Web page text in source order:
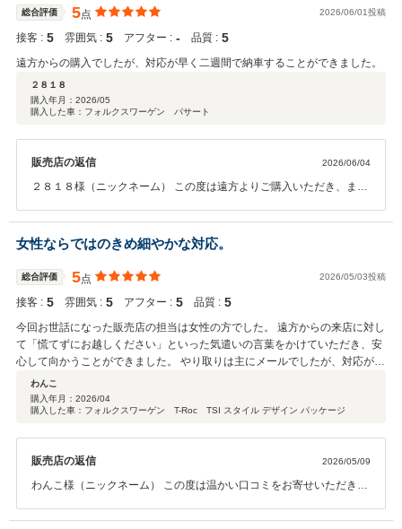
ます。ご納車させていただいたゴルフヴァリアントが、ご夫婦でのお
出かけや日々のドライブで活躍してくれることを願っております。ま
たお二人にお会いできることを楽しみにしております。
総合評価 5点 2026/06/01投稿
接客 : 5 雰囲気 : 5 アフター : ‐ 品質 : 5
遠方からの購入でしたが、対応が早く二週間で納車することができました。
２８１８
購入年月： 2026/05
購入した車：フォルクスワーゲン パサート
販売店の返信 2026/06/04
２８１８様（ニックネーム） この度は遠方よりご購入いただき、また
対応や納車までのスピードにご満足いただけたとのこと、大変嬉しく
思います。 ご納車させていただいたパサートが、これからのカーライ
フで長くご活躍できれば幸いです。 和歌山へお越しの際は、ぜひお気
軽にお立ち寄りください。 この度は誠にありがとうございました。今
後ともよろしくお願いいたします。
女性ならではのきめ細やかな対応。
総合評価 5点 2026/05/03投稿
接客 : 5 雰囲気 : 5 アフター : 5 品質 : 5
今回お世話になった販売店の担当は女性の方でした。 遠方からの来店に対し
て「慌てずにお越しください」といった気遣いの言葉をかけていただき、安
心して向かうことができました。 やり取りは主にメールでしたが、対応が非
常にスムーズで、電話よりも効率的に進められたのも好印象です。こちらの
希望にも丁寧に耳を傾けてくださりました。 納車時には、これまで大切に乗
ってきた車と一緒に写真を撮ってくださり、良い思い出として残すことがで
わんこ
購入年月： 2026/04
購入した車：フォルクスワーゲン T-Roc TSI スタイル デザイン パッケージ
販売店の返信 2026/05/09
わんこ様（ニックネーム） この度は温かい口コミをお寄せいただき、
安心してお越しいただけるよう心掛けておりましたので、そのうよう